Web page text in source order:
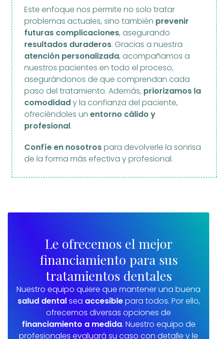
Este enfoque nos permite no solo tratar
problemas actuales, sino también prevenir
futuras complicaciones, asegurando
resultados duraderos. Gracias a nuestra
atención personalizada, acompañamos a
nuestros pacientes en todo el proceso,
asegurándonos de que comprendan cada
paso del tratamiento. Además, priorizamos la
comodidady la confianza del paciente,
ofreciéndoles unentorno cálido y
profesional.
Confíe en nosotrospara devolverle la sonrisa
de la forma más efectiva y profesional.
Le ofrecemos el mejor
financiamiento para sus
tratamientos dentales
Nuestro equipo quiere que mantener una buena
salud dentalsea accesiblepara todos. Por ello,
ofrecemos diversas opciones de
financiamiento a medida. Nuestro equipo de
profesionales evaluará su caso con detalle y le